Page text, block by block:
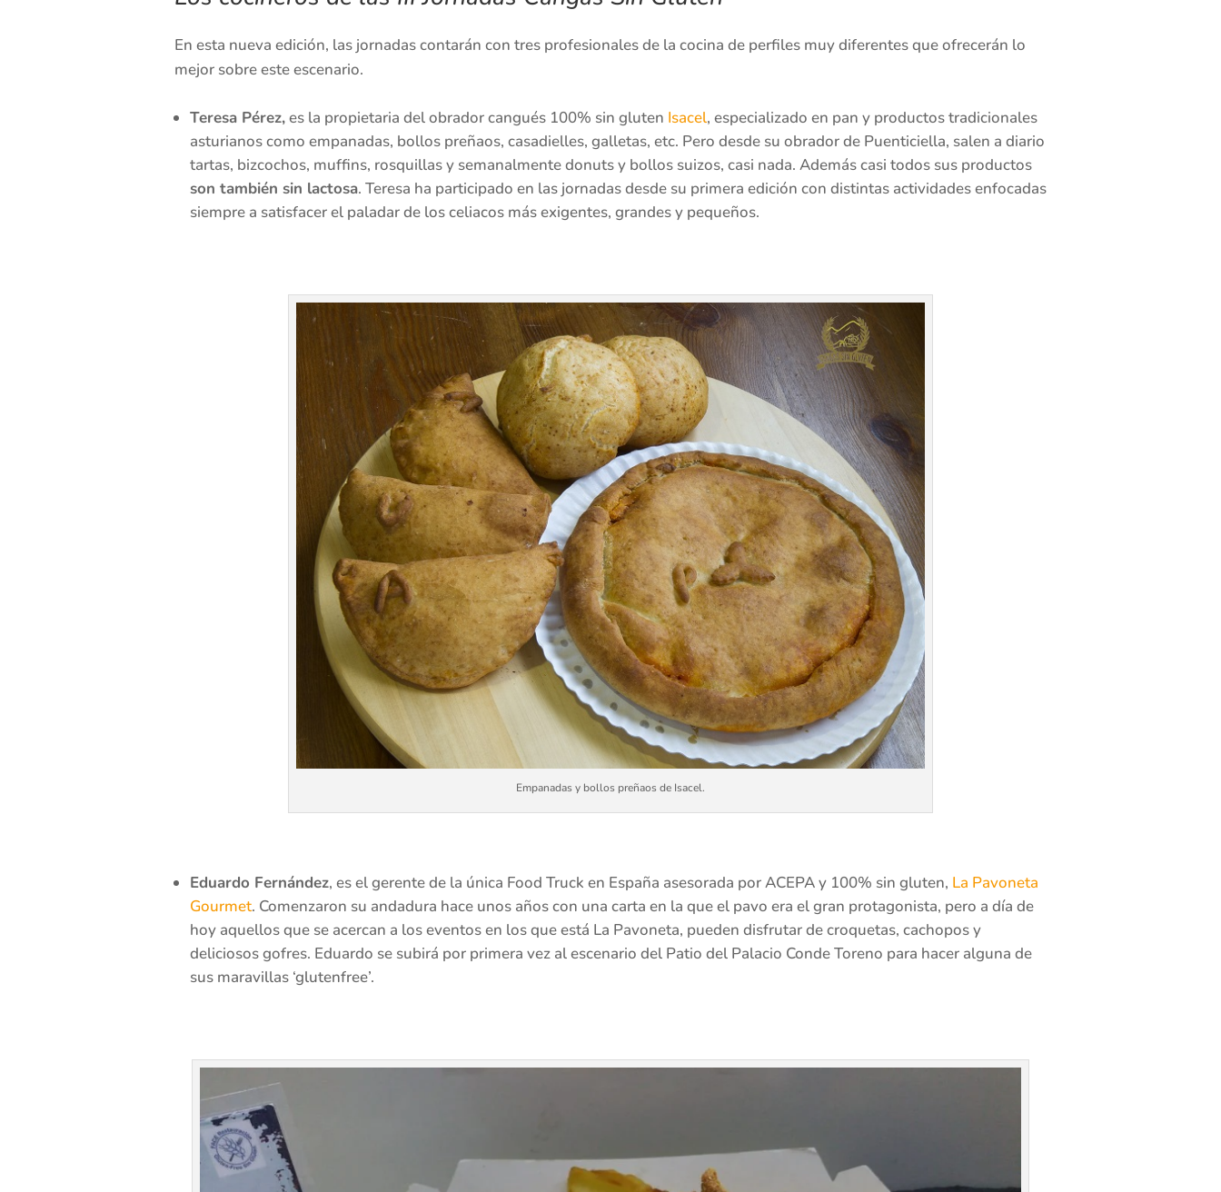
En esta nueva edición, las jornadas contarán con tres profesionales de la cocina de perfiles muy diferentes que ofrecerán lo
mejor sobre este escenario.
Teresa Pérez,es la propietaria del obrador cangués 100% sin gluten Isacel, especializado en pan y productos tradicionales
asturianos como empanadas, bollos preñaos, casadielles, galletas, etc. Pero desde su obrador de Puenticiella, salen a diario
tartas, bizcochos, muffins, rosquillas y semanalmente donuts y bollos suizos, casi nada. Además casi todos sus productos
son también sin lactosa. Teresa ha participado en las jornadas desde su primera edición con distintas actividades enfocadas
siempre a satisfacer el paladar de los celiacos más exigentes, grandes y pequeños.
Empanadas y bollos preñaos de Isacel.
Eduardo Fernández, es el gerente de la única Food Truck en España asesorada por ACEPA y 100% sin gluten, La Pavoneta
Gourmet. Comenzaron su andadura hace unos años con una carta en la que el pavo era el gran protagonista, pero a día de
hoy aquellos que se acercan a los eventos en los que está La Pavoneta, pueden disfrutar de croquetas, cachopos y
deliciosos gofres. Eduardo se subirá por primera vez al escenario del Patio del Palacio Conde Toreno para hacer alguna de
sus maravillas ‘glutenfree’.